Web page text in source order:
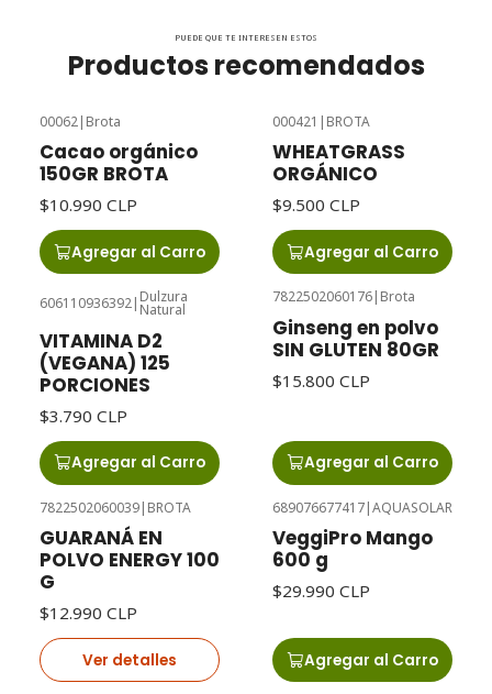
PUEDE QUE TE INTERESEN ESTOS
Productos recomendados
00062| Brota
Cacao orgánico
150GR BROTA
$10.990 CLP
Agregar al Carro
000421 | BROTA
WHEATGRASS
ORGÁNICO
$9.500 CLP
Agregar al Carro
606110936392| Dulzura
Natural
VITAMINA D2
(VEGANA) 125
PORCIONES
$3.790 CLP
Agregar al Carro
7822502060176| Brota
Ginseng en polvo
SIN GLUTEN 80GR
$15.800 CLP
Agregar al Carro
7822502060039| BROTA
GUARANÁ EN
POLVO ENERGY 100
G
$12.990 CLP
Ver detalles
689076677417|AQUASOLAR
VeggiPro Mango
600 g
$29.990 CLP
Agregar al Carro